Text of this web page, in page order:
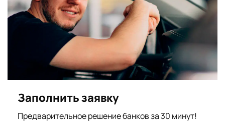
Заполнить заявку
Предварительное решение банков за 30 минут!